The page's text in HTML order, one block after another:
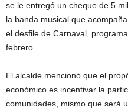
se le entregó un cheque de 5
la banda musical que
el desfile de Carnaval,
febrero.
El alcalde mencionó que el
económico es incentivar la
comunidades, mismo que será